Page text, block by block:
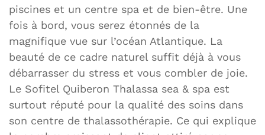
piscines et un centre spa et de bien-être. Une
fois à bord, vous serez étonnés de la
magnifique vue sur l’océan Atlantique. La
beauté de ce cadre naturel suffit déjà à vous
débarrasser du stress et vous combler de joie.
Le Sofitel Quiberon Thalassa sea & spa est
surtout réputé pour la qualité des soins dans
son centre de thalassothérapie. Ce qui explique